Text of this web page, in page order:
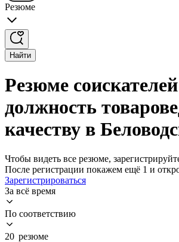
Резюме
Найти
Резюме
должность
качеству в
Чтобы видеть все резюме,
После регистрации покажем ещё 1 и
Зарегистрироваться
За всё время
По соответствию
20 резюме